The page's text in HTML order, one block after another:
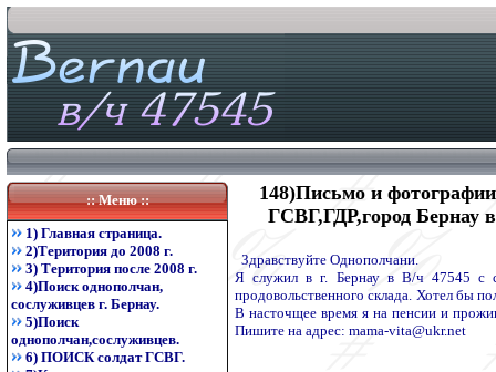
:: Меню ::
1) Главная страница.
2)Територия до 2008 г.
3) Територия после 2008 г.
4)Поиск однополчан,
сослуживцев г. Бернау.
5)Поиск
однополчан,сослуживцев.
6) ПОИСК солдат ГСВГ.
148)Письмо и
ГСВГ,ГДР,город Бернау
Здравствуйте Однополчани.
Я служил в г. Бернау в В/ч 47545 с
продовольственного склада. Хотел бы
В насточщее время я на пенсии и
Пишите на адрес: mama-vita@ukr.net